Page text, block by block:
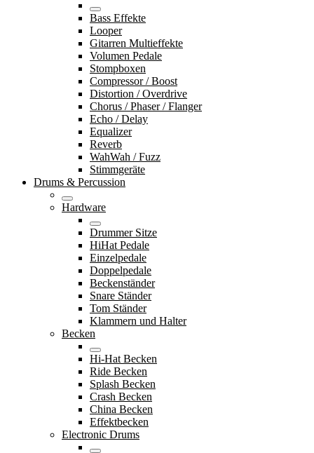
Bass Effekte
Looper
Gitarren Multieffekte
Volumen Pedale
Stompboxen
Compressor / Boost
Distortion / Overdrive
Chorus / Phaser / Flanger
Echo / Delay
Equalizer
Reverb
WahWah / Fuzz
Stimmgeräte
Drums & Percussion
Hardware
Drummer Sitze
HiHat Pedale
Einzelpedale
Doppelpedale
Beckenständer
Snare Ständer
Tom Ständer
Klammern und Halter
Becken
Hi-Hat Becken
Ride Becken
Splash Becken
Crash Becken
China Becken
Effektbecken
Electronic Drums